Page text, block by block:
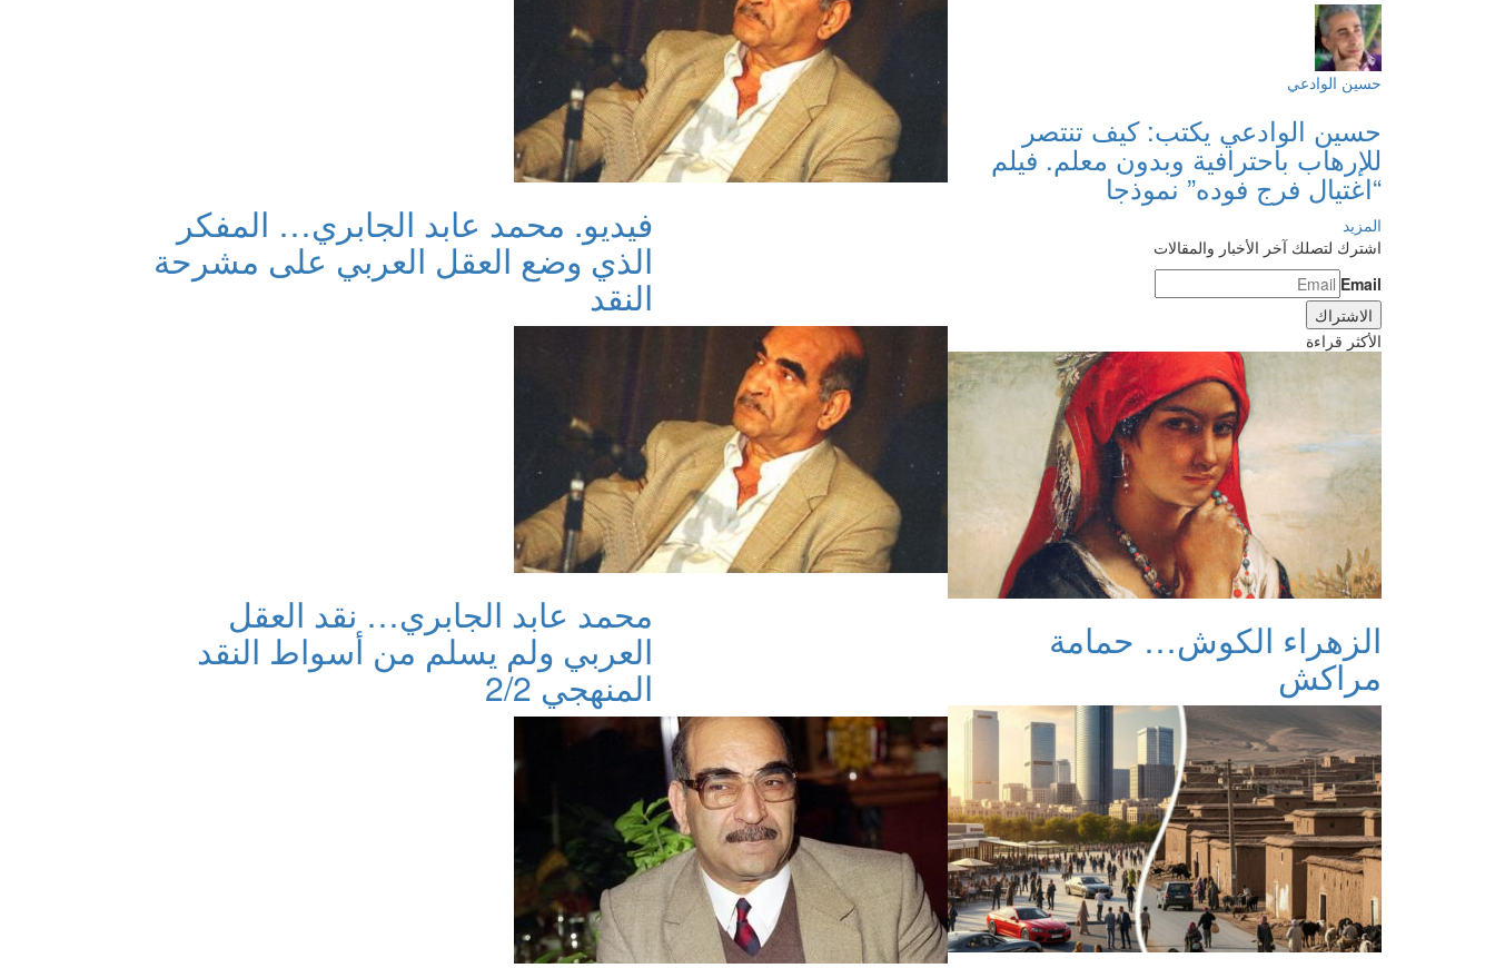
فيديو. محمد عابد الجابري… المفكر
الذي وضع العقل العربي على مشرحة
النقد
محمد عابد الجابري… نقد العقل
العربي ولم يسلم من أسواط النقد
المنهجي 2/2
حسين الوادعي
حسين الوادعي يكتب: كيف تنتصر
للإرهاب باحترافية وبدون معلم. فيلم
“اغتيال فرج فوده” نموذجا
المزيد
اشترك لتصلك آخر الأخبار والمقالات
Email
الأكثر قراءة
الزهراء الكوش… حمامة
مراكش